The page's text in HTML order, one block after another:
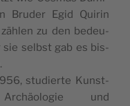
Brud­er Egid Quirin
zu den bedeu­
sie selb­st gab es bis­
studierte Kun­st­
und